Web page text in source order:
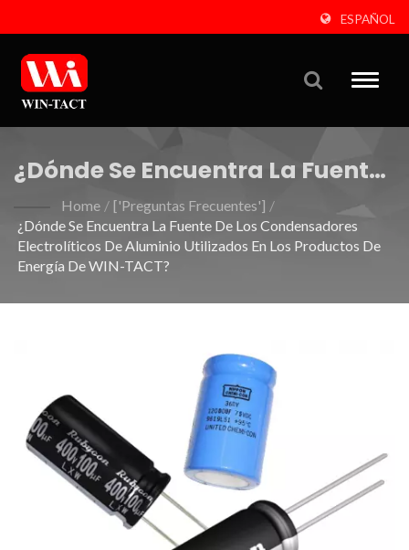
ESPAÑOL
Toggle
¿Dónde Se Encuentra La Fuente
De Los Condensadores
Electrolíticos De Aluminio
Utilizados En Los Productos De
Energía De WIN-TACT?
Home / ['Preguntas Frecuentes'] /
¿Dónde Se Encuentra La Fuente De Los Condensadores
Electrolíticos De Aluminio Utilizados En Los Productos De
Energía De WIN-TACT?